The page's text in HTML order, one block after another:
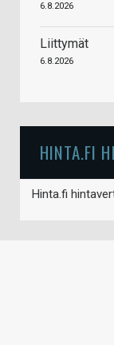
6.8.2026
Liittymät
6.8.2026
HINTA.FI
Hinta.fi